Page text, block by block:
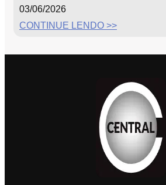
03/06/2026
CONTINUE LENDO >>